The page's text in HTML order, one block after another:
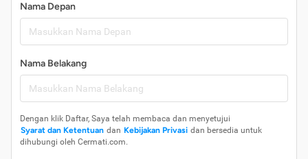
Nama Depan
Nama Belakang
Dengan klik Daftar, Saya telah membaca dan menyetujui
Syarat dan Ketentuan dan Kebijakan Privasi dan bersedia untuk
dihubungi oleh Cermati.com.